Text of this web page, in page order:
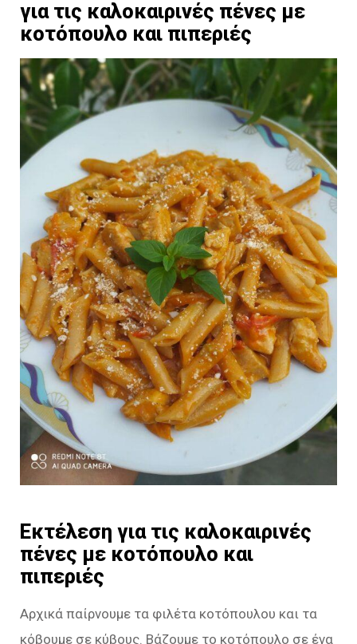
για τις καλοκαιρινές πένες με
κοτόπουλο και πιπεριές
Εκτέλεση για τις καλοκαιρινές
πένες με κοτόπουλο και
πιπεριές
Αρχικά παίρνουμε τα φιλέτα κοτόπουλου και τα
κόβουμε σε κύβους. Βάζουμε το κοτόπουλο σε ένα